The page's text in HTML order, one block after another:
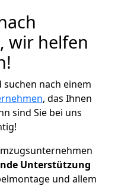
wir helfen
nach einem
, das Ihnen
sind Sie bei uns
Unterstützung
und allem